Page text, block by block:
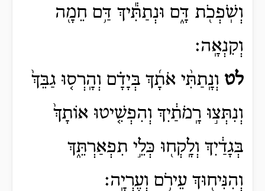
וְשֹֽׁפְכֹ֖ת דָּ֑ם וּנְתַתִּ֕יךְ דַּ֥ם חֵמָ֖ה
וְקִנְאָֽה׃
לט וְנָֽתַתִּ֨י אֹתָ֜ךְ בְּיָדָ֗ם וְהָֽרְס֤וּ גַבֵּךְ֙
וְנִתְּצ֣וּ רָֽמֹתַ֔יִךְ וְהִפְשִׁ֤יטוּ אוֹתָךְ֙
בְּגָדַ֔יִךְ וְלָֽקְח֖וּ כְּלֵ֣י תִפְאַרְתֵּ֑ךְ
וְהִנִּיח֖וּךְ עֵירֹ֥ם וְעֶרְיָֽה׃